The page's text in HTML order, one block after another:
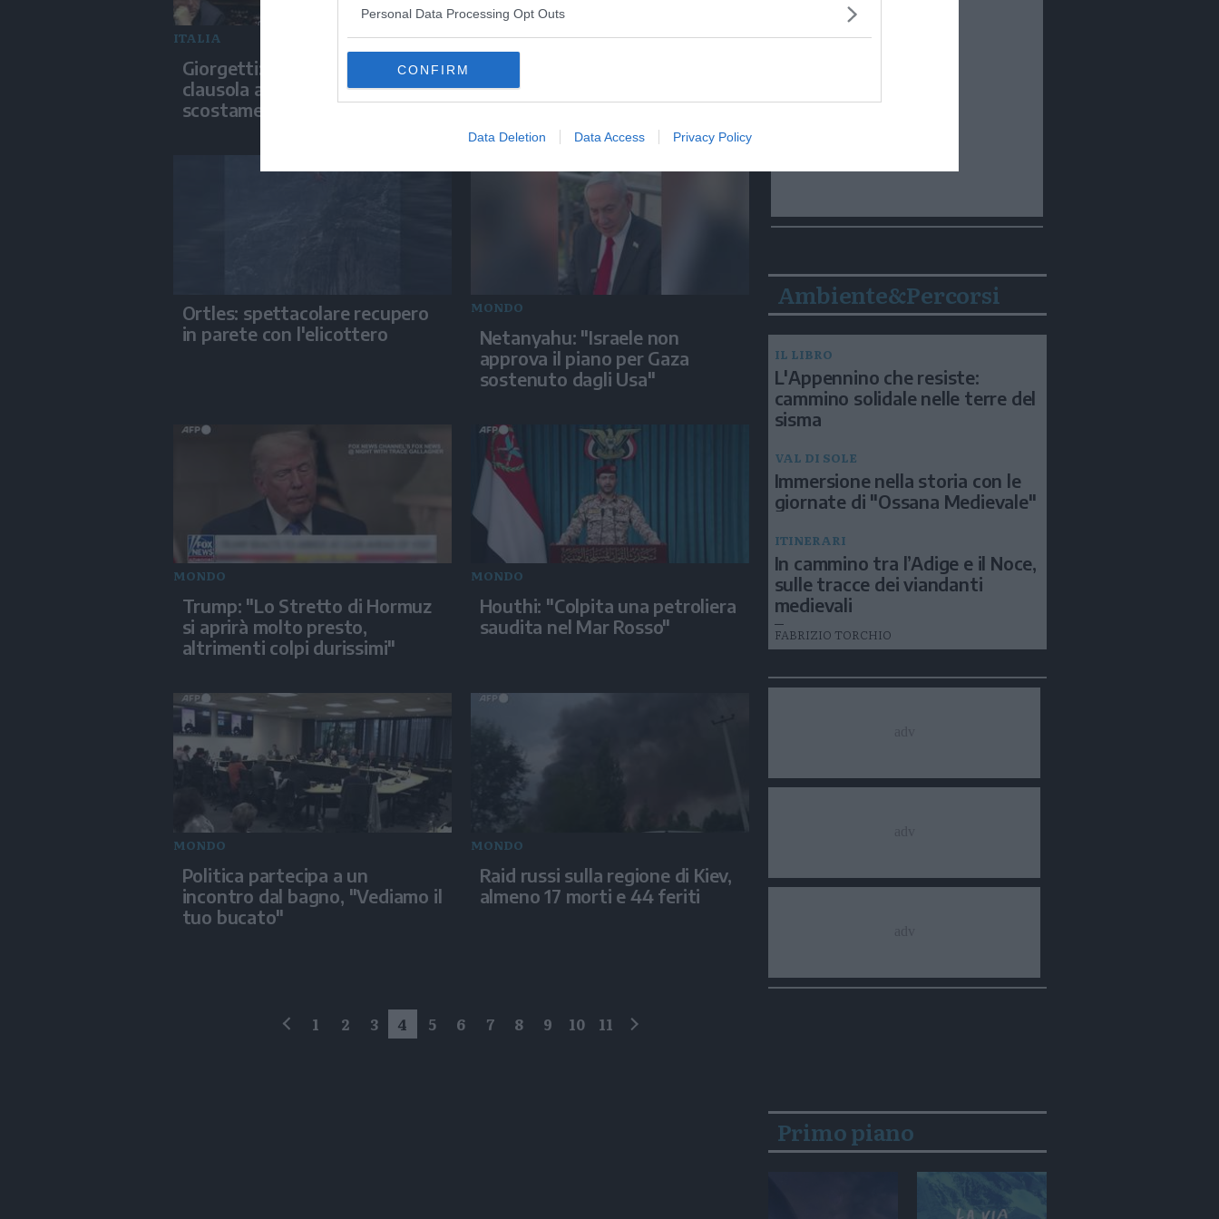
Personal Data Processing Opt Outs
CONFIRM
Data Deletion Data Access Privacy Policy
ITALIA
Giorgetti: “Ok dell'Ue alla
clausola a ottobre, poi lo
scostamento”
ITALIA
in parete
Ortles: spettacolare recupero
in parete con l'elicottero
MONDO
Netanyahu: "Israele non
approva il piano per Gaza
sostenuto dagli Usa"
MONDO
Trump: "Lo Stretto di Hormuz
si aprirà molto presto,
altrimenti colpi durissimi"
MONDO
Houthi: "Colpita una petroliera
saudita nel Mar Rosso"
MONDO
Politica partecipa a un
incontro dal bagno, "Vediamo il
tuo bucato"
MONDO
Raid russi sulla regione di Kiev,
almeno 17 morti e 44 feriti
1 2 3 4 5 6 7 8 9 10 11
Ambiente&Percorsi
IL LIBRO
L'Appennino che resiste:
cammino solidale nelle terre del
sisma
VAL DI SOLE
Immersione nella storia con le
giornate di "Ossana Medievale"
ITINERARI
In cammino tra l’Adige e il Noce,
sulle tracce dei viandanti
medievali
FABRIZIO TORCHIO
Primo piano